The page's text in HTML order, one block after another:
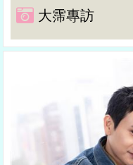
大霈專訪